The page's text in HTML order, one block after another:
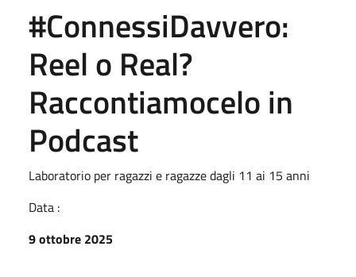
#ConnessiDavvero:
Reel o Real?
Raccontiamocelo in
Podcast
Laboratorio per ragazzi e ragazze dagli 11 ai 15 anni
Data :
9 ottobre 2025